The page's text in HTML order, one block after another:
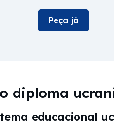
Peça já
diploma
educacional